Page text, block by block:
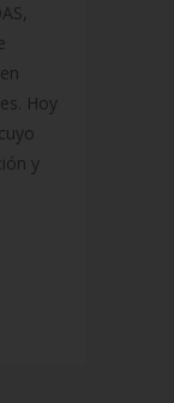
Hoy
y